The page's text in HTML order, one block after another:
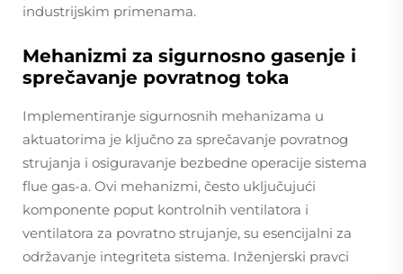
industrijskim primenama.
Mehanizmi za sigurnosno gasenje i
sprečavanje povratnog toka
Implementiranje sigurnosnih mehanizama u
aktuatorima je ključno za sprečavanje povratnog
strujanja i osiguravanje bezbedne operacije sistema
flue gas-a. Ovi mehanizmi, često uključujući
komponente poput kontrolnih ventilatora i
ventilatora za povratno strujanje, su esencijalni za
održavanje integriteta sistema. Inženjerski pravci